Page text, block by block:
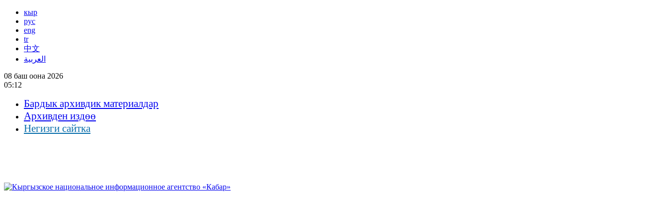
кыр
рус
eng
tr
中文
العربية
08 баш оона 2026
05:12
Бардык архивдик материалдар
Архивден издөө
Негизги сайтка